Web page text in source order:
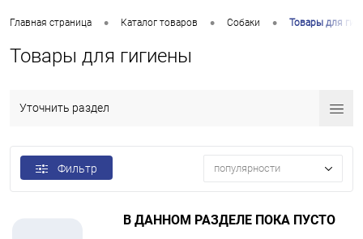
Главная страница • Каталог товаров • Собаки • Товары для
Товары для гигиены
Уточнить раздел
Фильтр популярности
В ДАННОМ РАЗДЕЛЕ ПОКА ПУСТО